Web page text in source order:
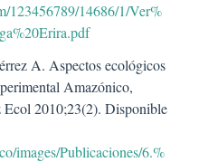
123456789/14686/1/Ver%
A. Aspectos ecológicos
Amazónico,
Ecol 2010;23(2). Disponible
images/Publicaciones/6.%